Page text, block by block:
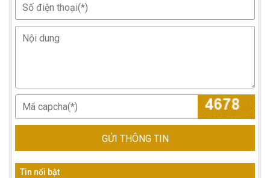
GỬI THÔNG TIN
Tin nổi bật